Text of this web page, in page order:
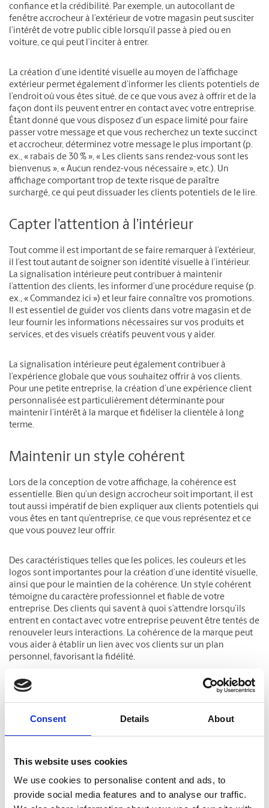
Consent Details About
This website uses cookies
We use cookies to personalise content and ads, to
provide social media features and to analyse our traffic.
confiance et la crédibilité. Par exemple, un autocollant de
fenêtre accrocheur à l’extérieur de votre magasin peut susciter
l’intérêt de votre public cible lorsqu’il passe à pied ou en
voiture, ce qui peut l’inciter à entrer.
La création d’une identité visuelle au moyen de l’affichage
extérieur permet également d’informer les clients potentiels de
l’endroit où vous êtes situé, de ce que vous avez à offrir et de la
façon dont ils peuvent entrer en contact avec votre entreprise.
Étant donné que vous disposez d’un espace limité pour faire
passer votre message et que vous recherchez un texte succinct
et accrocheur, déterminez votre message le plus important (p.
ex., « rabais de 30 % », « Les clients sans rendez-vous sont les
bienvenus », « Aucun rendez-vous nécessaire », etc.). Un
affichage comportant trop de texte risque de paraître
surchargé, ce qui peut dissuader les clients potentiels de le lire.
Capter l’attention à l’intérieur
Tout comme il est important de se faire remarquer à l’extérieur,
il l’est tout autant de soigner son identité visuelle à l’intérieur.
La signalisation intérieure peut contribuer à maintenir
l’attention des clients, les informer d’une procédure requise (p.
ex., « Commandez ici ») et leur faire connaître vos promotions.
Il est essentiel de guider vos clients dans votre magasin et de
leur fournir les informations nécessaires sur vos produits et
services, et des visuels créatifs peuvent vous y aider.
La signalisation intérieure peut également contribuer à
l’expérience globale que vous souhaitez offrir à vos clients.
Pour une petite entreprise, la création d’une expérience client
personnalisée est particulièrement déterminante pour
maintenir l’intérêt à la marque et fidéliser la clientèle à long
terme.
Maintenir un style cohérent
Lors de la conception de votre affichage, la cohérence est
essentielle. Bien qu’un design accrocheur soit important, il est
tout aussi impératif de bien expliquer aux clients potentiels qui
vous êtes en tant qu’entreprise, ce que vous représentez et ce
que vous pouvez leur offrir.
Des caractéristiques telles que les polices, les couleurs et les
logos sont importantes pour la création d’une identité visuelle,
ainsi que pour le maintien de la cohérence. Un style cohérent
témoigne du caractère professionnel et fiable de votre
entreprise. Des clients qui savent à quoi s’attendre lorsqu’ils
entrent en contact avec votre entreprise peuvent être tentés de
renouveler leurs interactions. La cohérence de la marque peut
vous aider à établir un lien avec vos clients sur un plan
personnel, favorisant la fidélité.
Les centres The UPS Store peuvent vous aider
à concevoir et à
communiquant avec un
centre près de chez vous
Articles liés